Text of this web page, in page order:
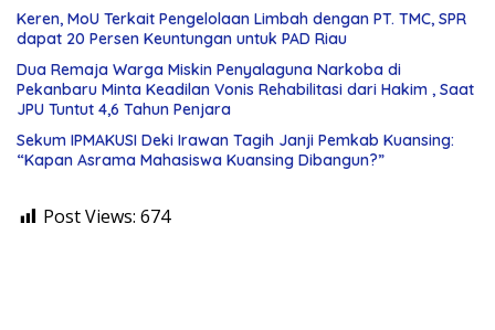
Keren, MoU Terkait Pengelolaan Limbah dengan PT. TMC, SPR
dapat 20 Persen Keuntungan untuk PAD Riau
Dua Remaja Warga Miskin Penyalaguna Narkoba di
Pekanbaru Minta Keadilan Vonis Rehabilitasi dari Hakim , Saat
JPU Tuntut 4,6 Tahun Penjara
Sekum IPMAKUSI Deki Irawan Tagih Janji Pemkab Kuansing:
“Kapan Asrama Mahasiswa Kuansing Dibangun?”
Post Views: 674